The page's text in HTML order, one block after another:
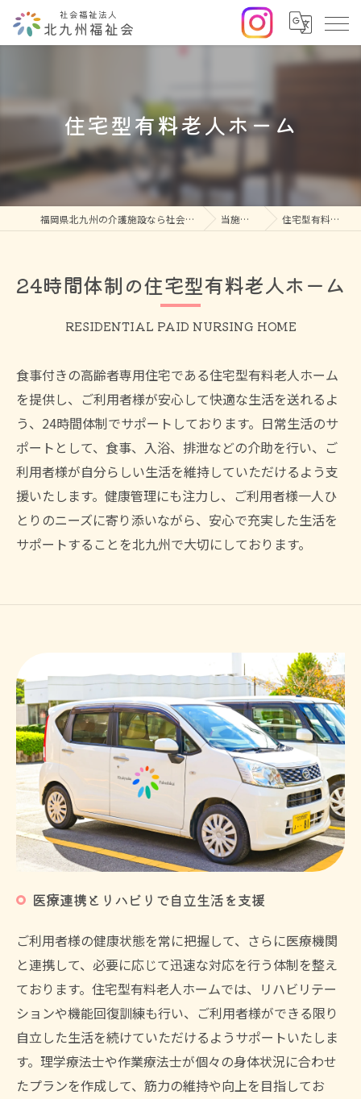
住宅型有料老人ホーム
福岡県北九州の介護施設なら社会福祉法人北九州福祉会 当施設の特徴 住宅型有料老人ホーム
24時間体制の住宅型有料老人ホーム
RESIDENTIAL PAID NURSING HOME
食事付きの高齢者専用住宅である住宅型有料老人ホーム
を提供し、ご利用者様が安心して快適な生活を送れるよ
う、24時間体制でサポートしております。日常生活のサ
ポートとして、食事、入浴、排泄などの介助を行い、ご
利用者様が自分らしい生活を維持していただけるよう支
援いたします。健康管理にも注力し、ご利用者様一人ひ
とりのニーズに寄り添いながら、安心で充実した生活を
サポートすることを北九州で大切にしております。
医療連携とリハビリで自立生活を支援
ご利用者様の健康状態を常に把握して、さらに医療機関
と連携して、必要に応じて迅速な対応を行う体制を整え
ております。住宅型有料老人ホームでは、リハビリテー
ションや機能回復訓練も行い、ご利用者様ができる限り
自立した生活を続けていただけるようサポートいたしま
す。理学療法士や作業療法士が個々の身体状況に合わせ
たプランを作成して、筋力の維持や向上を目指してお